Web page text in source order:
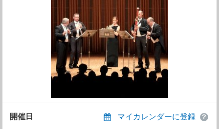
開催日 マイカレンダーに登録